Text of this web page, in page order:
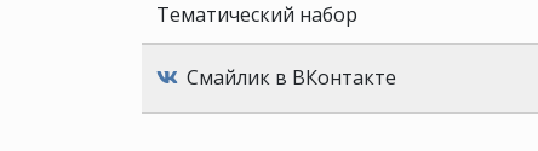
Тематический набор
Смайлик в ВКонтакте